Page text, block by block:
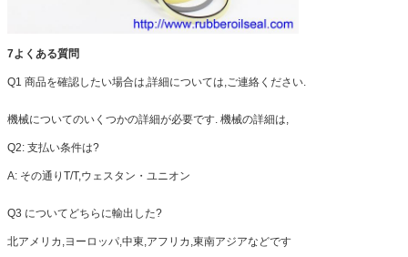
7よくある質問
Q1 商品を確認したい場合は,詳細については,ご連絡ください.
機械についてのいくつかの詳細が必要です. 機械の詳細は,
Q2: 支払い条件は?
A: その通り T/T,ウェスタン・ユニオン
Q3 について どちらに輸出した?
北アメリカ,ヨーロッパ,中東,アフリカ,東南アジアなどです